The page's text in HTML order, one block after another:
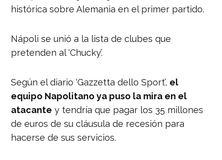
histórica sobre Alemania en el primer partido.
Nápoli se unió a la lista de clubes que
pretenden al ‘Chucky’.
Según el diario ‘Gazzetta dello Sport’, el
equipo Napolitano ya puso la mira en el
atacante y tendría que pagar los 35 millones
de euros de su cláusula de recesión para
hacerse de sus servicios.